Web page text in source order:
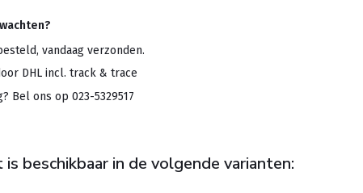
vandaag verzonden.
DHL incl. track & trace
Bel ons op 023-5329517
beschikbaar in de volgende varianten: